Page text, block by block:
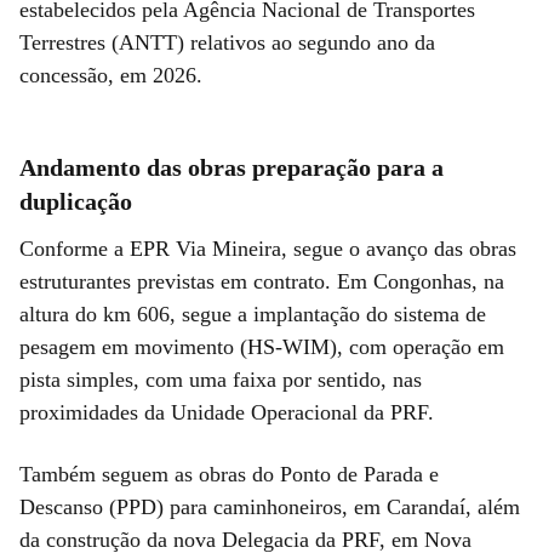
estabelecidos pela Agência Nacional de Transportes
Terrestres (ANTT) relativos ao segundo ano da
concessão, em 2026.
Andamento das obras preparação para a
duplicação
Conforme a EPR Via Mineira, segue o avanço das obras
estruturantes previstas em contrato. Em Congonhas, na
altura do km 606, segue a implantação do sistema de
pesagem em movimento (HS-WIM), com operação em
pista simples, com uma faixa por sentido, nas
proximidades da Unidade Operacional da PRF.
Também seguem as obras do Ponto de Parada e
Descanso (PPD) para caminhoneiros, em Carandaí, além
da construção da nova Delegacia da PRF, em Nova